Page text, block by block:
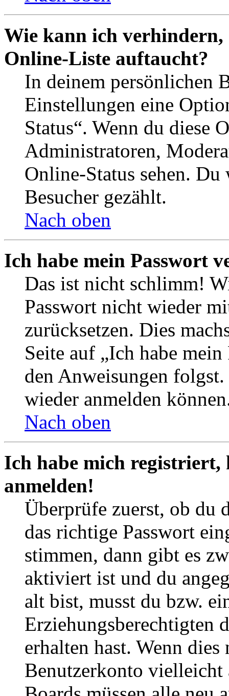
Wie kann ich verhindern,
Online-Liste auftaucht?
In deinem persönlichen
Einstellungen eine
Status“. Wenn du diese
Administratoren,
Online-Status sehen.
Besucher gezählt.
Nach oben
Ich habe mein Passwort
Das ist nicht schlimm!
Passwort nicht wieder
zurücksetzen. Dies
Seite auf „Ich habe
den Anweisungen
wieder anmelden
Nach oben
Ich habe mich
anmelden!
Überprüfe zuerst, ob du
das richtige Passwort
stimmen, dann gibt es
aktiviert ist und du
alt bist, musst du bzw.
Erziehungsberechtigten
erhalten hast. Wenn
Benutzerkonto